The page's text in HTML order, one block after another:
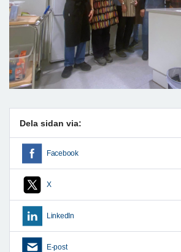
Dela sidan via:
Facebook
X
LinkedIn
E-post